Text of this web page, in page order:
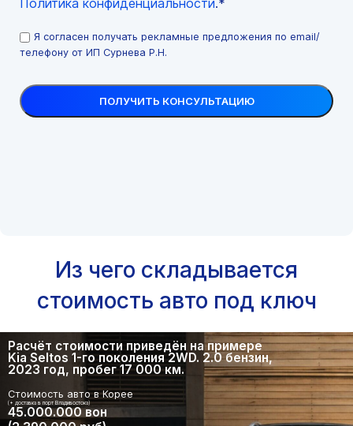
Политика конфиденциальности.*
Я согласен получать рекламные предложения по email/
телефону от ИП Сурнева Р.Н.
Из чего складывается
стоимость авто под ключ
Расчёт стоимости приведён на примере
Kia Seltos 1-го поколения 2WD. 2.0 бензин,
2023 год, пробег 17 000 км.
Стоимость авто в Корее
(+ доставка в порт Владивостока)
45.000.000 вон